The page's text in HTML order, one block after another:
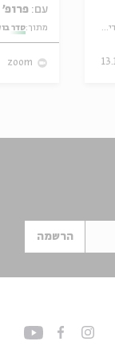
עם: פרופ' אביגדור שנאן
מתוך:סדר
zoom
הרשמה